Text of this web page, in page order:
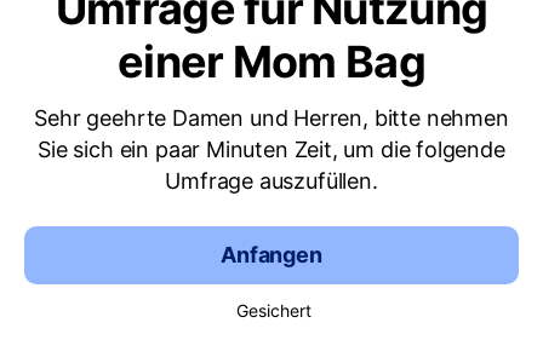
einer Mom Bag
Sehr geehrte Damen und Herren, bitte nehmen
Sie sich ein paar Minuten Zeit, um die folgende
Umfrage auszufüllen.
Anfangen
Gesichert